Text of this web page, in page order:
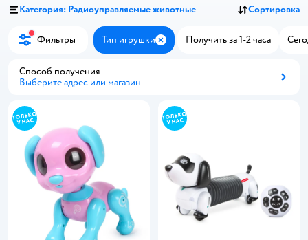
Категория: Радиоуправляемые животные Сортировка
Фильтры Тип игрушки ЗакрытьПолучить за 1-2 часа
Способ получения
Выберите адрес или магазин